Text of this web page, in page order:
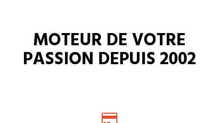
MOTEUR DE VOTRE
PASSION DEPUIS 2002